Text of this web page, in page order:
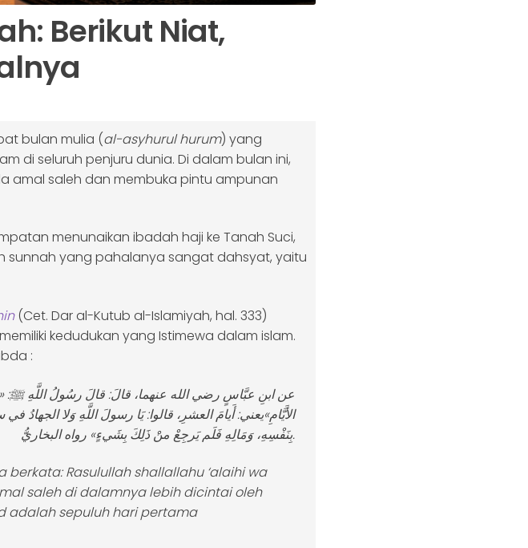
Berikut Niat,
bulan mulia (al-asyhurul hurum) yang
di seluruh penjuru dunia. Di dalam bulan ini,
amal saleh dan membuka pintu ampunan
menunaikan ibadah haji ke Tanah Suci,
sunnah yang pahalanya sangat dahsyat, yaitu
(Cet. Dar al-Kutub al-Islamiyah, hal. 333)
kedudukan yang Istimewa dalam islam.
:
عن ابنِ عبَّاسٍ رضي الله عنهما، قالَ: قالَ رسُولُ اللَّهِ ﷺ:
الأَيَّامِ»يعني: أَيامَ العشرِ، قالوا: يَا رسولَ اللَّهِ وَلا الجهادُ
بِنَفْسِهِ، وَمَالِهِ فَلَم يَرجِعْ منْ ذَلِكَ بِشَيءٍ» رواه البخاريُّ.
berkata: Rasulullah shallallahu ‘alaihi wa
saleh di dalamnya lebih dicintai oleh
adalah sepuluh hari pertama